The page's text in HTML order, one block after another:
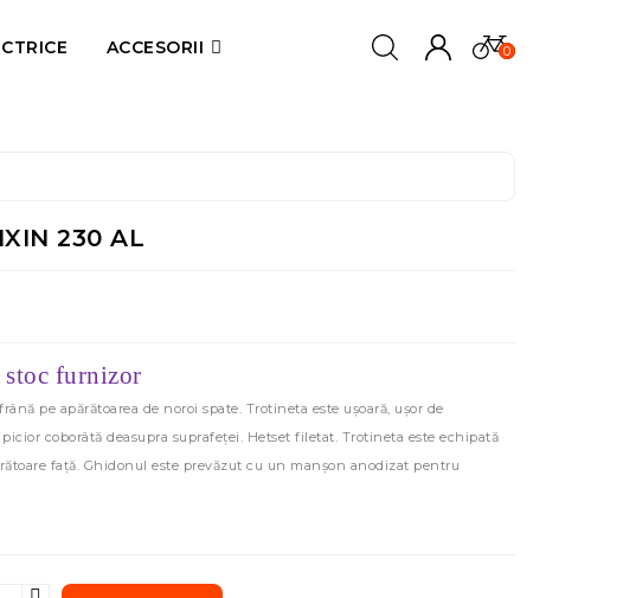
0
ACCESORII
230 AL
stoc furnizor
pe apărătoarea de noroi spate. Trotineta este ușoară, ușor de
coborâtă deasupra suprafeței. Hetset filetat. Trotineta este echipată
față. Ghidonul este prevăzut cu un manșon anodizat pentru